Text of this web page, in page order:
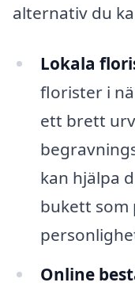
alternativ du
Lokala
florister i
ett brett
kan hjälpa
bukett som
Online